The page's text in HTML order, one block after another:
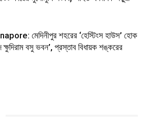
মেদিনীপুর শহরের ‘হেস্টিংস হাউস’ হোক
ক্ষুদিরাম বসু ভবন’, প্রস্তাব বিধায়ক শঙ্করের